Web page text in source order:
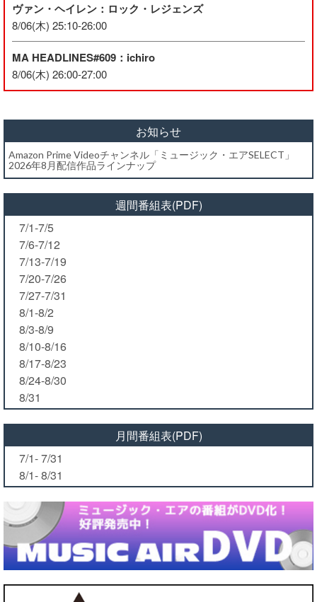
ヴァン・ヘイレン：ロック・レジェンズ
8/06(木) 25:10-26:00
MA HEADLINES#609：ichiro
8/06(木) 26:00-27:00
お知らせ
Amazon Prime Videoチャンネル「ミュージック・エアSELECT」
2026年8月配信作品ラインナップ
週間番組表(PDF)
7/1-7/5
7/6-7/12
7/13-7/19
7/20-7/26
7/27-7/31
8/1-8/2
8/3-8/9
8/10-8/16
8/17-8/23
8/24-8/30
8/31
月間番組表(PDF)
7/1- 7/31
8/1- 8/31